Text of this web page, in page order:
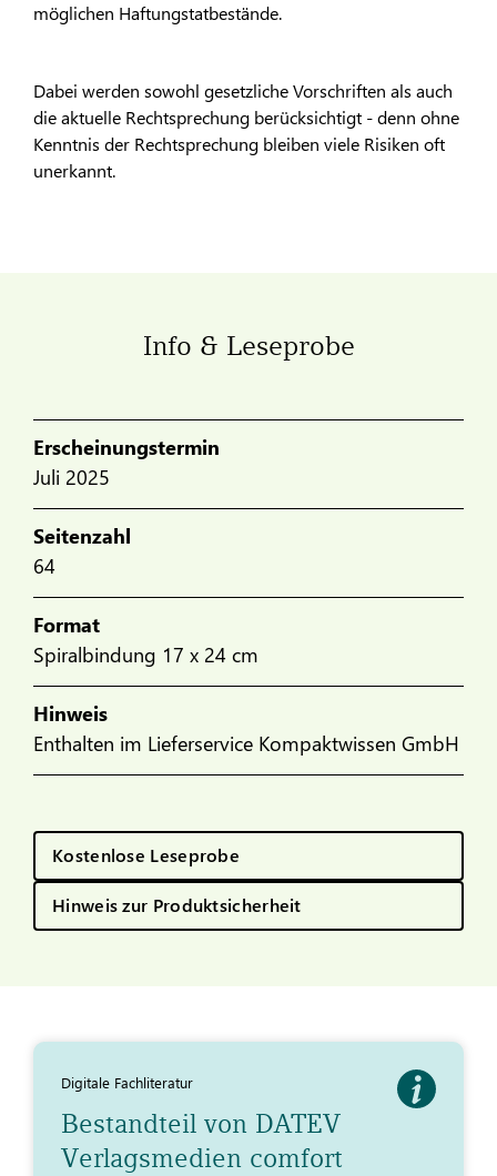
möglichen Haftungstatbestände.
Dabei werden sowohl gesetzliche Vorschriften als auch
die aktuelle Rechtsprechung berücksichtigt - denn ohne
Kenntnis der Rechtsprechung bleiben viele Risiken oft
unerkannt.
Info & Leseprobe
Erscheinungstermin
Juli 2025
Seitenzahl
64
Format
Spiralbindung 17 x 24 cm
Hinweis
Enthalten im Lieferservice Kompaktwissen GmbH
Kostenlose Leseprobe
Hinweis zur Produktsicherheit
Digitale Fachliteratur
Bestandteil von DATEV
Verlagsmedien comfort